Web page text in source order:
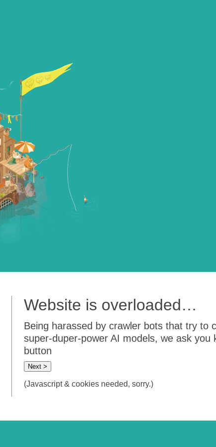
Website is overloaded…
Being harassed by crawler bots that try to
super-duper-power AI models, we ask you
button
Next >
(Javascript & cookies needed, sorry.)